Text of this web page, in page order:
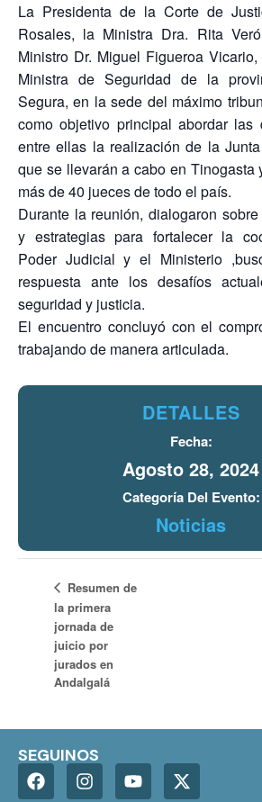
La Presidenta de la Corte de
Rosales, la Ministra Dra. Rita
Ministro Dr. Miguel Figueroa
Ministra de Seguridad de la
Segura, en la sede del máximo
como objetivo principal abordar las
entre ellas la realización de la
que se llevarán a cabo en Tinogasta
más de 40 jueces de todo el país.
Durante la reunión, dialogaron
y estrategias para fortalecer la
Poder Judicial y el Ministerio
respuesta ante los desafíos
seguridad y justicia.
El encuentro concluyó con el
trabajando de manera articulada.
DETALLES
Fecha:
Agosto 28, 2024
Categoría Del Evento:
Noticias
Resumen de
la primera
jornada de
juicio por
jurados en
Andalgalá
SEGUINOS